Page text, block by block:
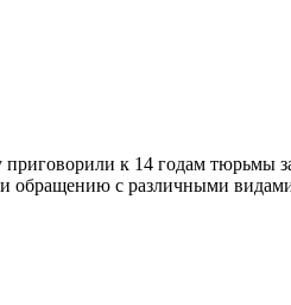
приговорили к 14 годам
обращению с различными